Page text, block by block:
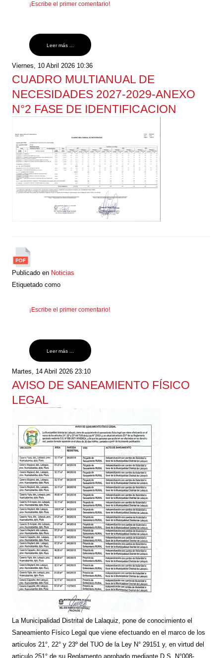
¡Escribe el primer comentario!
Leer más ...
Viernes, 10 Abril 2026 10:36
CUADRO MULTIANUAL DE
NECESIDADES 2027-2029-ANEXO
N°2 FASE DE IDENTIFICACION
Publicado en Noticias
Etiquetado como
¡Escribe el primer comentario!
Leer más ...
Martes, 14 Abril 2026 23:10
AVISO DE SANEAMIENTO FÍSICO
LEGAL
La Municipalidad Distrital de Lalaquiz, pone de conocimiento el
Saneamiento Físico Legal que viene efectuando en el marco de los
articulos 21°, 22° y 23º del TUO de la Ley N° 29151 y, en virtud del
articulo 251° de su Reglamento aprobado mediante D.S. N°008-